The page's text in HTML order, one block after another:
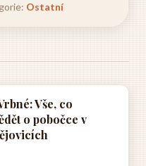
Ostatní
Vše, co
o pobočce v